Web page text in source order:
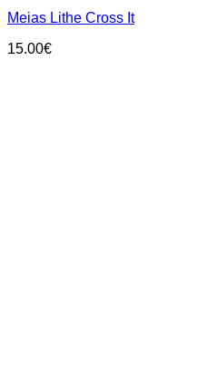
multiple
The
Meias Lithe Cross It
15.00€